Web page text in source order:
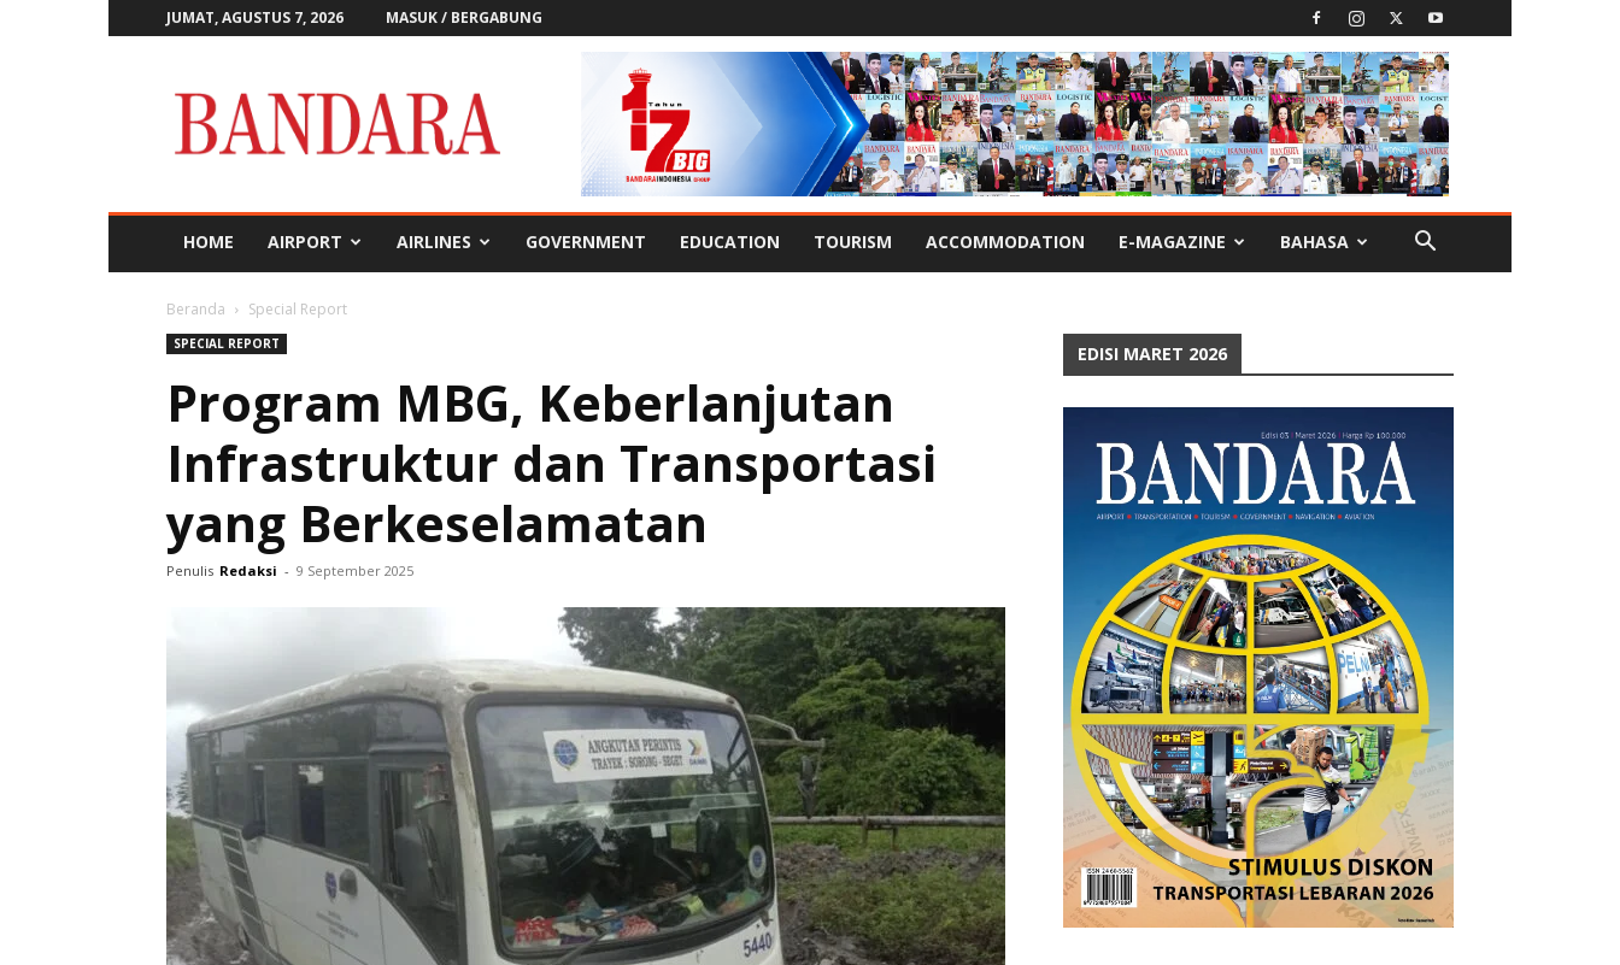
JUMAT, AGUSTUS 7, 2026 MASUK / BERGABUNG
Bandara
HOME AIRPORT AIRLINES GOVERNMENT EDUCATION TOURISM ACCOMMODATION E-MAGAZINE BAHASA
Beranda Special Report
SPECIAL REPORT
Program MBG, Keberlanjutan
Infrastruktur dan Transportasi
yang Berkeselamatan
Penulis Redaksi - 9 September 2025
EDISI MARET 2026